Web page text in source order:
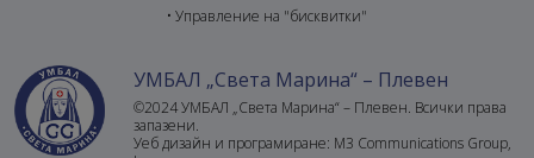
УМБАЛ „Света Марина“ – Плевен
©2024 УМБАЛ „Света Марина“ – Плевен. Всички права
запазени.
Уеб дизайн и програмиране: M3 Communications Group,
• Управление на "бисквитки"